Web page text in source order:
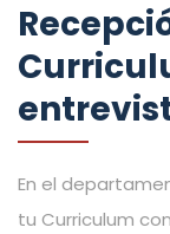
En el
tu Curriculum